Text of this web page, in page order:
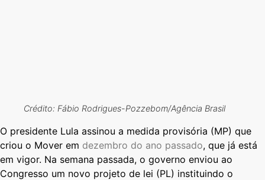
Crédito: Fábio Rodrigues-Pozzebom/Agência Brasil
O presidente Lula assinou a medida provisória (MP) que
criou o Mover em dezembro do ano passado, que já está
em vigor. Na semana passada, o governo enviou ao
Congresso um novo projeto de lei (PL) instituindo o